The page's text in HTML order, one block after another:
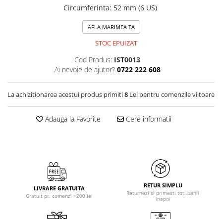
Circumferinta: 52 mm (6 US)
AFLA MARIMEA TA
STOC EPUIZAT
Cod Produs: IST0013
Ai nevoie de ajutor? 0722 222 608
La achizitionarea acestui produs primiti8 Lei pentru comenzile viitoare
Adauga la Favorite Cere informatii
LIVRARE GRATUITA
Gratuit pt. comenzi >200 lei
RETUR SIMPLU
Returnezi si primesti toti banii
inapoi